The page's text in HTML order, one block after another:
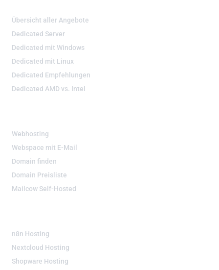
Übersicht aller Angebote
Dedicated Server
Dedicated mit Windows
Dedicated mit Linux
Dedicated Empfehlungen
Dedicated AMD vs. Intel
Webhosting
Webspace mit E-Mail
Domain finden
Domain Preisliste
Mailcow Self-Hosted
n8n Hosting
Nextcloud Hosting
Shopware Hosting